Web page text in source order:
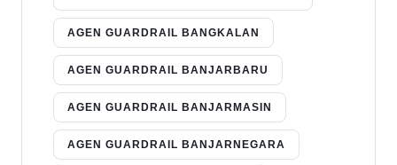
AGEN GUARDRAIL BANGKALAN
AGEN GUARDRAIL BANJARBARU
AGEN GUARDRAIL BANJARMASIN
AGEN GUARDRAIL BANJARNEGARA